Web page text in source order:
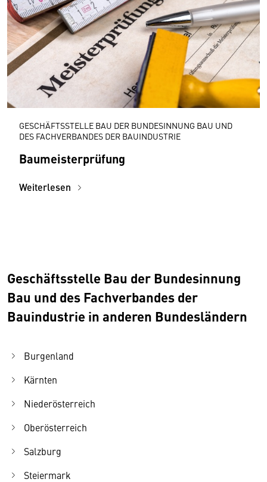
GESCHÄFTSSTELLE BAU DER BUNDESINNUNG BAU UND
DES FACHVERBANDES DER BAUINDUSTRIE
Baumeisterprüfung
Weiterlesen
Geschäftsstelle Bau der Bundesinnung
Bau und des Fachverbandes der
Bauindustrie in anderen Bundesländern
Burgenland
Kärnten
Niederösterreich
Oberösterreich
Salzburg
Steiermark